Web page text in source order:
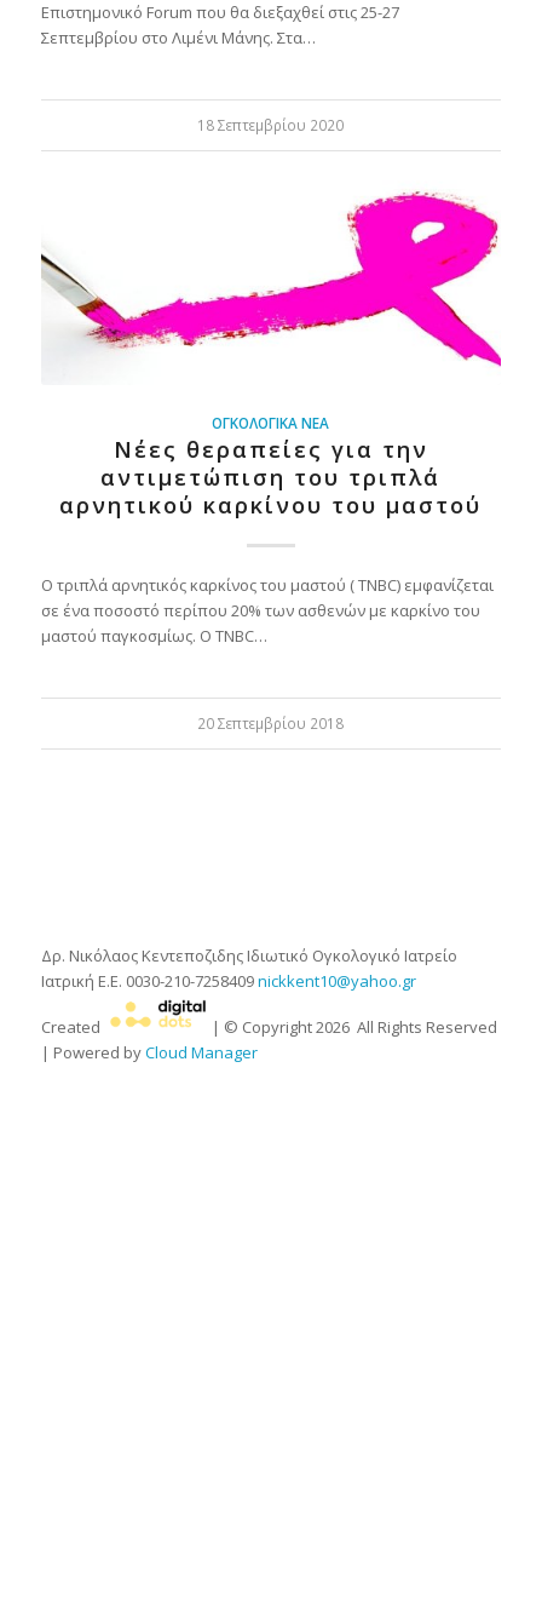
Επιστημονικό Forum που θα διεξαχθεί στις 25-27
Σεπτεμβρίου στο Λιμένι Μάνης. Στα…
18 Σεπτεμβρίου 2020
ΟΓΚΟΛΟΓΙΚΆ ΝΈΑ
Νέες θεραπείες για την
αντιμετώπιση του τριπλά
αρνητικού καρκίνου του μαστού
Ο τριπλά αρνητικός καρκίνος του μαστoύ ( ΤΝΒC) εμφανίζεται
σε ένα ποσοστό περίπου 20% των ασθενών με καρκίνο του
μαστού παγκοσμίως. O TNBC…
20 Σεπτεμβρίου 2018
Δρ. Νικόλαος Κεντεποζιδης Ιδιωτικό Ογκολογικό Ιατρείο
Ιατρική Ε.Ε. 0030-210-7258409nickkent10@yahoo.gr
Created | © Copyright2026All Rights Reserved
| Powered byCloud Manager